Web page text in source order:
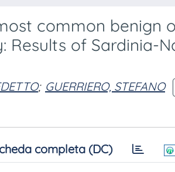
common benign
of Sardinia-
; GUERRIERO, STEFANO
completa (DC)